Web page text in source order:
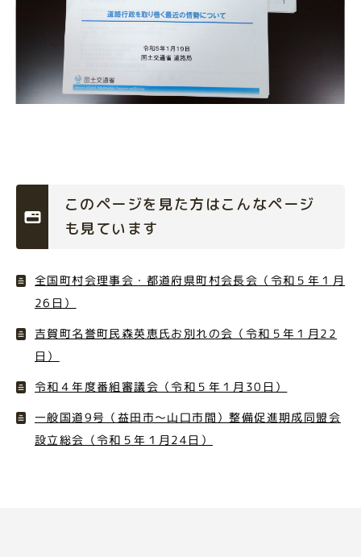
このページを見た方はこんなページ
も見ています
全国町村会理事会・都道府県町村会長会（令和５年１月
26日）
吉賀町名誉町民森英恵氏お別れの会（令和５年１月22
日）
令和４年度番組審議会（令和５年１月30日）
一般国道9号（益田市～山口市間）整備促進期成同盟会
設立総会（令和５年１月24日）